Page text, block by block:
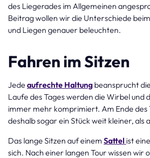
des Liegerades im Allgemeinen
Beitrag wollen wir die Unterschiede
und Liegen genauer beleuchten.
Fahren im Sitzen
Jede aufrechte Haltung beansprucht
Laufe des Tages werden die Wirbel und
immer mehr komprimiert. Am Ende des
deshalb sogar ein Stück weit kleiner, als
Das lange Sitzen auf einem Sattel ist
sich. Nach einer langen Tour wissen wir